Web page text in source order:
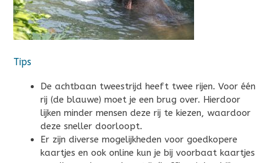
Tips
De achtbaan tweestrijd heeft twee rijen. Voor één
rij (de blauwe) moet je een brug over. Hierdoor
lijken minder mensen deze rij te kiezen, waardoor
deze sneller doorloopt.
Er zijn diverse mogelijkheden voor goedkopere
kaartjes en ook online kun je bij voorbaat kaartjes